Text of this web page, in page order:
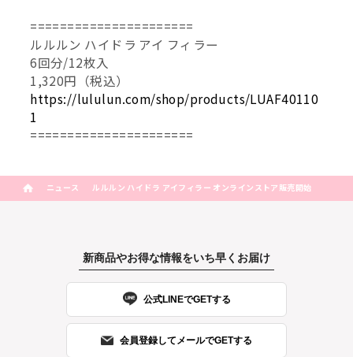
======================
ルルルン ハイドラ アイ フィラー
6回分/12枚入
1,320円（税込）
https://lululun.com/shop/products/LUAF40110
1
======================
ニュース ルルルン ハイドラ アイフィラー オンラインストア販売開始
新商品やお得な情報をいち早くお届け
公式LINEでGETする
会員登録してメールでGETする